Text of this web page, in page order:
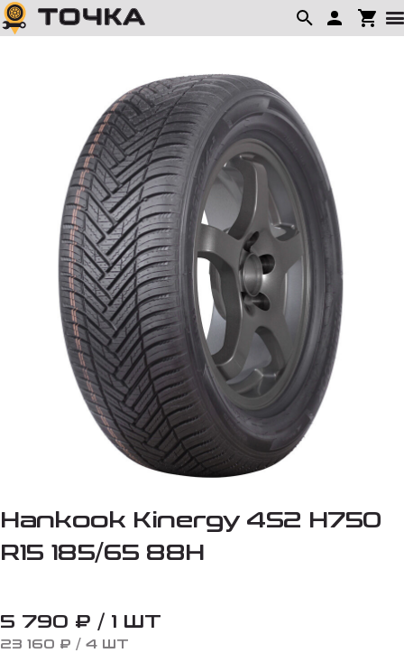
Hankook Kinergy 4S2 H750
R15 185/65 88H
5 790 ₽ / 1 ШТ
23 160 ₽ / 4 ШТ